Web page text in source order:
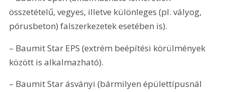
összetételű, vegyes, illetve különleges (pl. vályog,
pórusbeton) falszerkezetek esetében is).
– Baumit Star EPS (extrém beépítési körülmények
között is alkalmazható).
– Baumit Star ásványi (bármilyen épülettípusnál